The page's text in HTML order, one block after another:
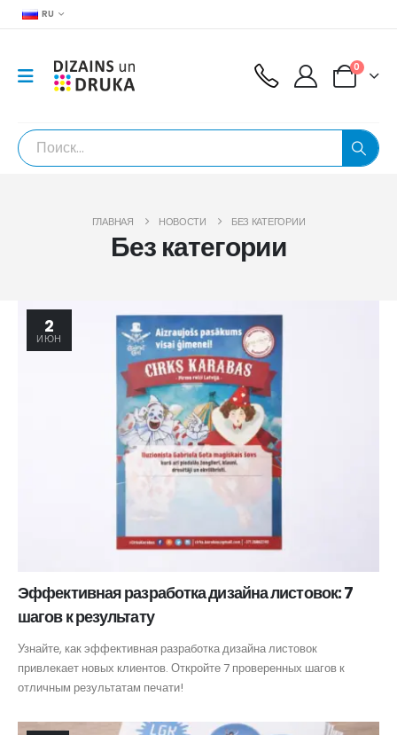
RU
0
ГЛАВНАЯ НОВОСТИ БЕЗ КАТЕГОРИИ
Без категории
2
ИЮН
Эффективная разработка дизайна листовок: 7
шагов к результату
Узнайте, как эффективная разработка дизайна листовок
привлекает новых клиентов. Откройте 7 проверенных шагов к
отличным результатам печати!